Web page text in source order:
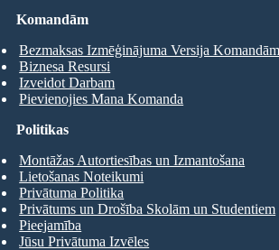
Komandām
Bezmaksas Izmēģinājuma Versija Komandām
Biznesa Resursi
Izveidot Darbam
Pievienojies Mana Komanda
Politikas
Montāžas Autortiesības un Izmantošana
Lietošanas Noteikumi
Privātuma Politika
Privātums un Drošība Skolām un Studentiem
Pieejamība
Jūsu Privātuma Izvēles